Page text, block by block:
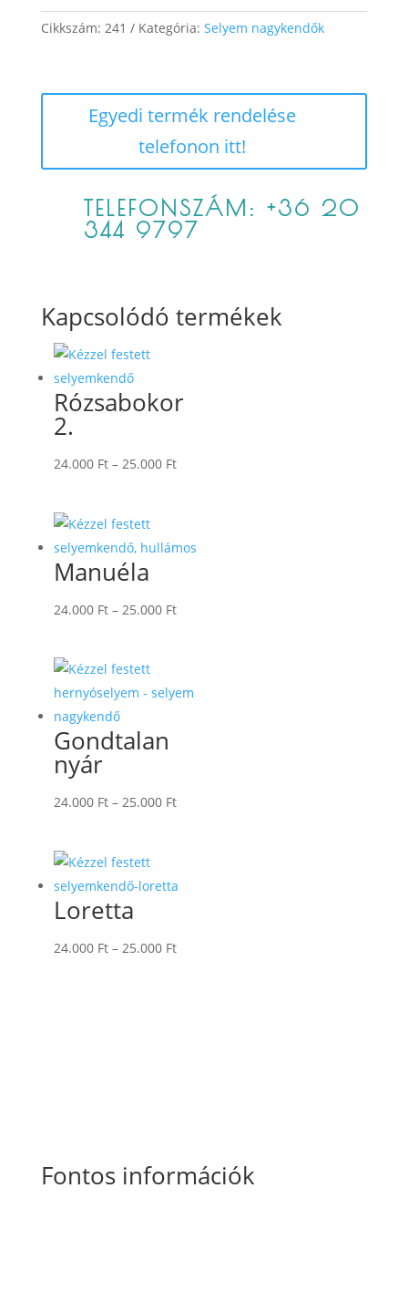
Cikkszám: 241 Kategória: Selyem nagykendők
Egyedi termék rendelése
telefonon itt!
TELEFONSZÁM: +36 20
344 9797
Kapcsolódó termékek
Rózsabokor
2.
24.000 Ft – 25.000 FtÁrtartomány:
Manuéla
24.000 Ft – 25.000 FtÁrtartomány:
Gondtalan
nyár
24.000 Ft – 25.000 FtÁrtartomány:
Loretta
24.000 Ft – 25.000 FtÁrtartomány:
Fontos információk